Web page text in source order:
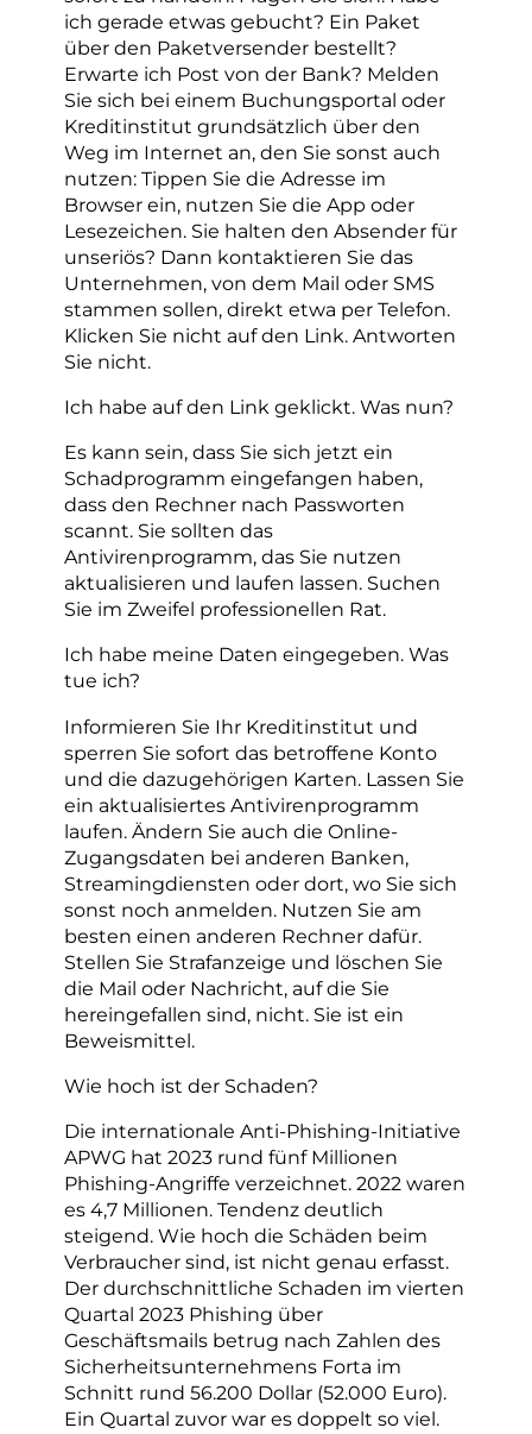
ich gerade etwas gebucht? Ein Paket
über den Paketversender bestellt?
Erwarte ich Post von der Bank? Melden
Sie sich bei einem Buchungsportal oder
Kreditinstitut grundsätzlich über den
Weg im Internet an, den Sie sonst auch
nutzen: Tippen Sie die Adresse im
Browser ein, nutzen Sie die App oder
Lesezeichen. Sie halten den Absender für
unseriös? Dann kontaktieren Sie das
Unternehmen, von dem Mail oder SMS
stammen sollen, direkt etwa per Telefon.
Klicken Sie nicht auf den Link. Antworten
Sie nicht.
Ich habe auf den Link geklickt. Was nun?
Es kann sein, dass Sie sich jetzt ein
Schadprogramm eingefangen haben,
dass den Rechner nach Passworten
scannt. Sie sollten das
Antivirenprogramm, das Sie nutzen
aktualisieren und laufen lassen. Suchen
Sie im Zweifel professionellen Rat.
Ich habe meine Daten eingegeben. Was
tue ich?
Informieren Sie Ihr Kreditinstitut und
sperren Sie sofort das betroffene Konto
und die dazugehörigen Karten. Lassen Sie
ein aktualisiertes Antivirenprogramm
laufen. Ändern Sie auch die Online-
Zugangsdaten bei anderen Banken,
Streamingdiensten oder dort, wo Sie sich
sonst noch anmelden. Nutzen Sie am
besten einen anderen Rechner dafür.
Stellen Sie Strafanzeige und löschen Sie
die Mail oder Nachricht, auf die Sie
hereingefallen sind, nicht. Sie ist ein
Beweismittel.
Wie hoch ist der Schaden?
Die internationale Anti-Phishing-Initiative
APWG hat 2023 rund fünf Millionen
Phishing-Angriffe verzeichnet. 2022 waren
es 4,7 Millionen. Tendenz deutlich
steigend. Wie hoch die Schäden beim
Verbraucher sind, ist nicht genau erfasst.
Der durchschnittliche Schaden im vierten
Quartal 2023 Phishing über
Geschäftsmails betrug nach Zahlen des
Sicherheitsunternehmens Forta im
Schnitt rund 56.200 Dollar (52.000 Euro).
Ein Quartal zuvor war es doppelt so viel.